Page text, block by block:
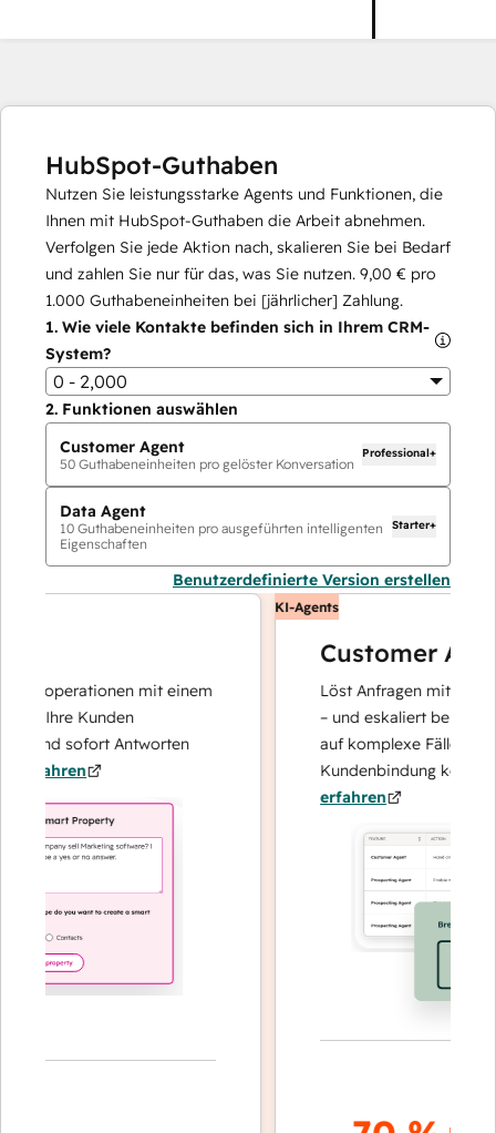
HubSpot-Guthaben
Nutzen Sie leistungsstarke Agents und Funktionen, die
Ihnen mit HubSpot-Guthaben die Arbeit abnehmen.
Verfolgen Sie jede Aktion nach, skalieren Sie bei Bedarf
und zahlen Sie nur für das, was Sie nutzen. 9,00 € pro
1.000 Guthabeneinheiten bei [jährlicher] Zahlung.
1. Wie viele Kontakte befinden sich in Ihrem CRM-
System?
0 - 2,000
2. Funktionen auswählen
Customer Agent
50 Guthabeneinheiten pro gelöster Konversation
Professional+
Data Agent
10 Guthabeneinheiten pro ausgeführten intelligenten
Eigenschaften
Starter+
Benutzerdefinierte Version erstellen
mit einem
Ihre Kunden
sofort Antworten
KI-Agents
Customer Agent
Löst Anfragen mit
– und eskaliert bei Bedarf,
auf komplexe Fälle und
Kundenbindung
erfahren